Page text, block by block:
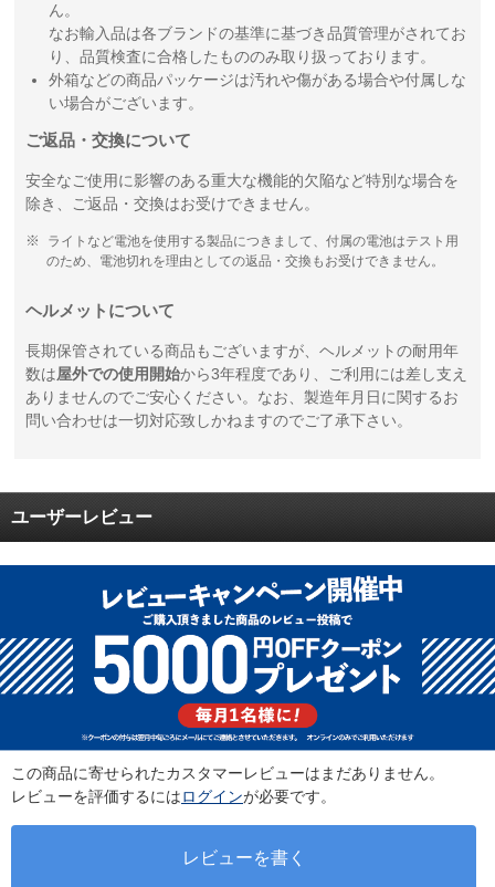
ん。
なお輸入品は各ブランドの基準に基づき品質管理がされてお
り、品質検査に合格したもののみ取り扱っております。
外箱などの商品パッケージは汚れや傷がある場合や付属しな
い場合がございます。
ご返品・交換について
安全なご使用に影響のある重大な機能的欠陥など特別な場合を
除き、ご返品・交換はお受けできません。
ライトなど電池を使用する製品につきまして、付属の電池はテスト用
のため、電池切れを理由としての返品・交換もお受けできません。
ヘルメットについて
長期保管されている商品もございますが、ヘルメットの耐用年
数は屋外での使用開始から3年程度であり、ご利用には差し支え
ありませんのでご安心ください。なお、製造年月日に関するお
問い合わせは一切対応致しかねますのでご了承下さい。
ユーザーレビュー
この商品に寄せられたカスタマーレビューはまだありません。
レビューを評価するにはログインが必要です。